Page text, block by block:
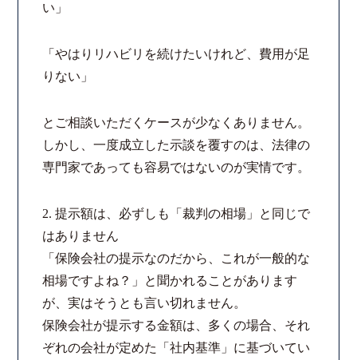
い」
「やはりリハビリを続けたいけれど、費用が足
りない」
とご相談いただくケースが少なくありません。
しかし、一度成立した示談を覆すのは、法律の
専門家であっても容易ではないのが実情です。
2. 提示額は、必ずしも「裁判の相場」と同じで
はありません
「保険会社の提示なのだから、これが一般的な
相場ですよね？」と聞かれることがあります
が、実はそうとも言い切れません。
保険会社が提示する金額は、多くの場合、それ
ぞれの会社が定めた「社内基準」に基づいてい